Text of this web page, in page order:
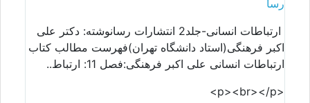
رسا
ارتباطات انسانی-جلد2 انتشارات رسانوشته: دکتر علی
اکبر فرهنگی(استاد دانشگاه تهران)فهرست مطالب کتاب
ارتباطات انسانی علی اکبر فرهنگی:فصل 11: ارتباط..